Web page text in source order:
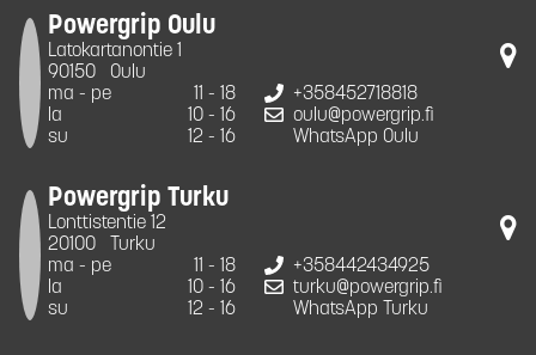
Powergrip Oulu
Latokartanontie 1
90150
Oulu
ma - pe
11 - 18
la
10 - 16
su
12 - 16
+358452718818
oulu@powergrip.fi
WhatsApp Oulu
Powergrip Turku
Lonttistentie 12
20100
Turku
ma - pe
11 - 18
la
10 - 16
su
12 - 16
+358442434925
turku@powergrip.fi
WhatsApp Turku